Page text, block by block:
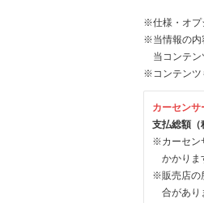
※仕様・オプ
※当情報の内
当コンテ
※コンテンツ
カーセン
支払総額（
※カーセン
かかりま
※販売店の
合があり